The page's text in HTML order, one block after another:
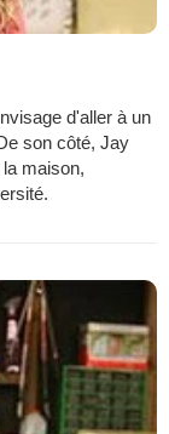
d'aller à un
son côté, Jay
maison,